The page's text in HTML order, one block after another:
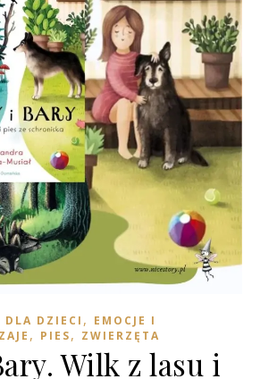
DLA DZIECI , EMOCJE I
, PIES, ZWIERZĘTA
Wilk z lasu i